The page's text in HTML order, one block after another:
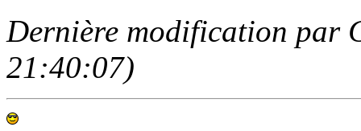
Dernière modification par
21:40:07)